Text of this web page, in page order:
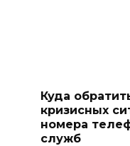
Куда
кризисных
номера
служб